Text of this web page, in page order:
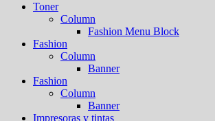
Toner
Column
Fashion Menu Block
Fashion
Column
Banner
Fashion
Column
Banner
Impresoras y tintas